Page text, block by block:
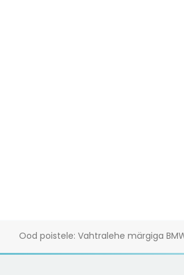
Ood poistele: Vahtralehe märgiga